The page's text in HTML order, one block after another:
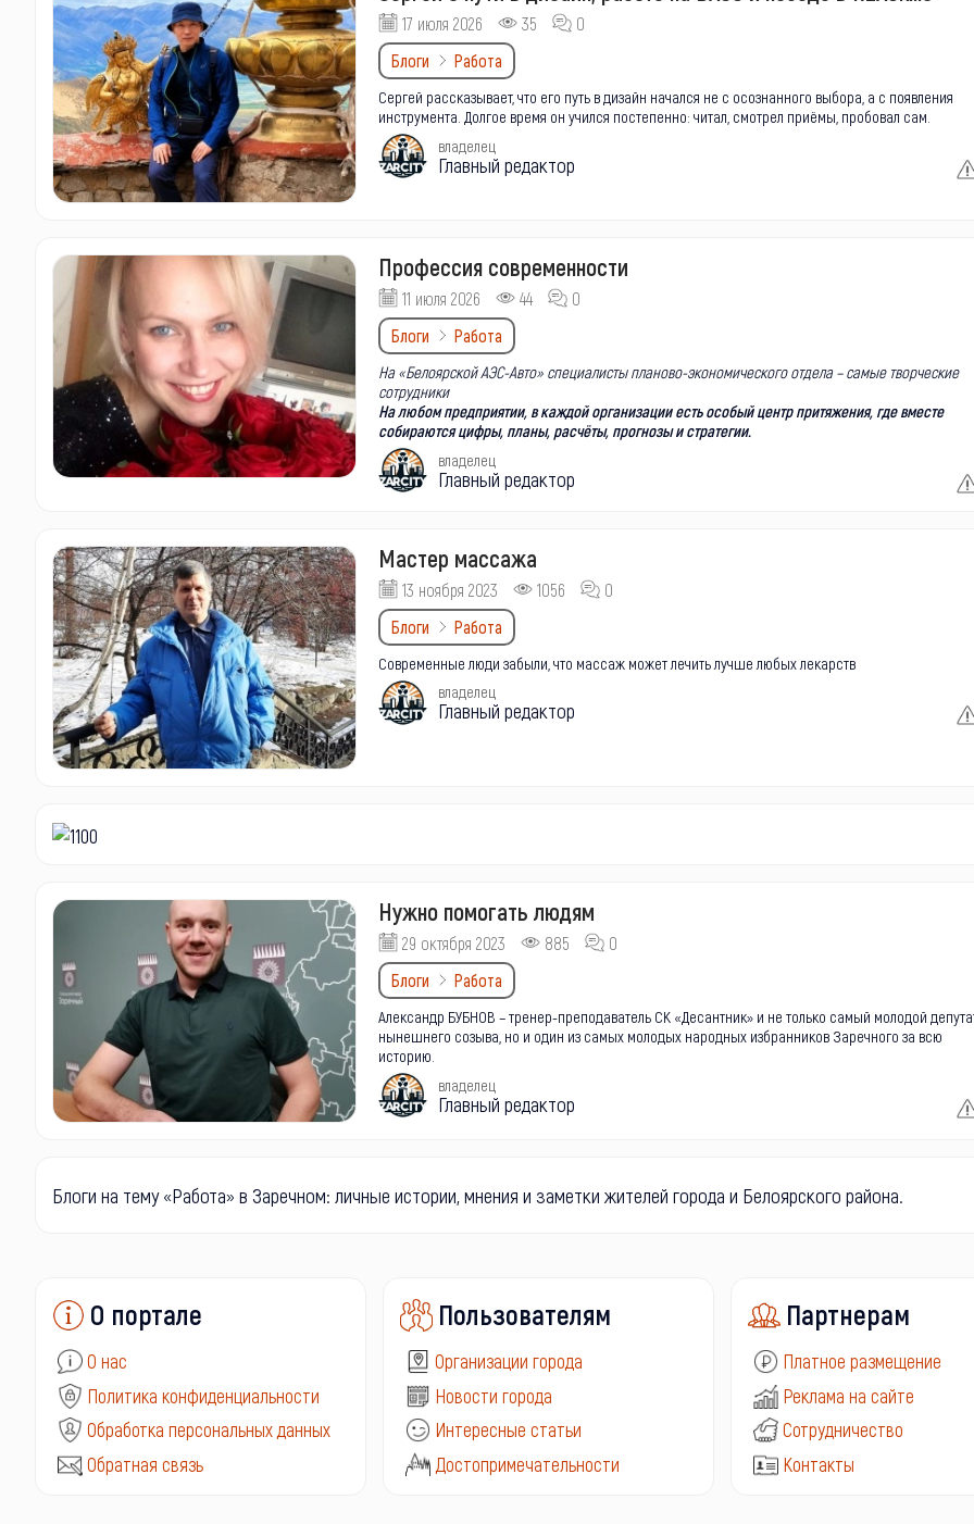
17 июля 2026 35
0
Блоги
Работа
Сергей рассказывает, что его путь в дизайн начался не с осознанного выбора, а с появления
инструмента. Долгое время он учился постепенно: читал, смотрел приёмы, пробовал сам.
владелец
Главный редактор
Профессия современности
11 июля 2026 44
0
Блоги
Работа
На «Белоярской АЭС-Авто» специалисты планово-экономического отдела – самые творческие
сотрудники
На любом предприятии, в каждой организации есть особый центр притяжения, где вместе
собираются цифры, планы, расчёты, прогнозы и стратегии.
владелец
Главный редактор
Мастер массажа
13 ноября 2023 1056
0
Блоги
Работа
Современные люди забыли, что массаж может лечить лучше любых лекарств
владелец
Главный редактор
Нужно помогать людям
29 октября 2023 885
0
Блоги
Работа
Александр БУБНОВ – тренер-преподаватель СК «Десантник» и не только самый молодой
нынешнего созыва, но и один из самых молодых народных избранников Заречного за всю
историю.
владелец
Главный редактор
Блоги на тему «Работа» в Заречном: личные истории, мнения и заметки жителей города и Белоярского района.
О портале
О нас
Политика конфиденциальности
Обработка персональных данных
Обратная связь
Пользователям
Организации города
Новости города
Интересные статьи
Достопримечательности
Партнерам
Платное размещение
Реклама на сайте
Сотрудничество
Контакты